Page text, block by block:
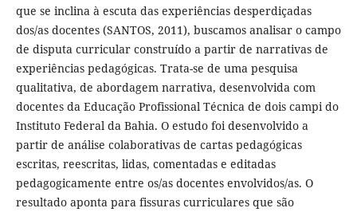
que se inclina à escuta das experiências desperdiçadas
dos/as docentes (SANTOS, 2011), buscamos analisar o campo
de disputa curricular construído a partir de narrativas de
experiências pedagógicas. Trata-se de uma pesquisa
qualitativa, de abordagem narrativa, desenvolvida com
docentes da Educação Profissional Técnica de dois campi do
Instituto Federal da Bahia. O estudo foi desenvolvido a
partir de análise colaborativas de cartas pedagógicas
escritas, reescritas, lidas, comentadas e editadas
pedagogicamente entre os/as docentes envolvidos/as. O
resultado aponta para fissuras curriculares que são